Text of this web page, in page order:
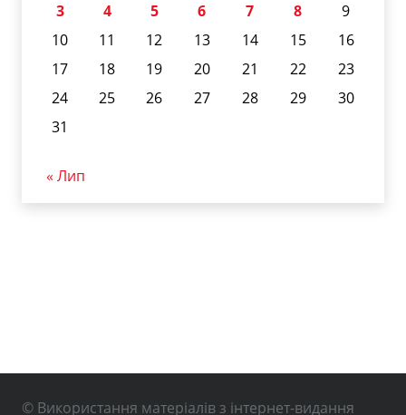
3
4 5 6 7 8
9
10
11 12 13 14 15
16
17
18 19 20 21 22
23
24
25 26 27 28 29
30
31
« Лип
© Використання матеріалів з інтернет-видання